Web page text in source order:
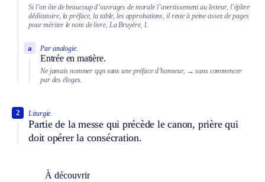
Si l’on ôte de beaucoup d’ouvrages de morale l’avertissement au lecteur, l’épître
dédicatoire, la préface, la table, les approbations, il reste à peine assez de pages
pour mériter le nom de livre, La Bruyère, 1.
Par analogie.
Entrée en matière.
a
Ne jamais nommer qqn sans une préface d’honneur, → sans commencer
par des éloges.
Liturgie.
Partie de la messe qui précède le canon, prière qui
doit opérer la consécration.
2
À découvrir